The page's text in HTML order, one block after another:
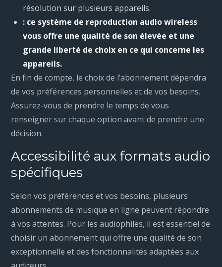
résolution sur plusieurs appareils.
: ce système de reproduction audio wireless
vous offre une qualité de son élevée et une
grande liberté de choix en ce qui concerne les
appareils.
En fin de compte, le choix de l’abonnement dépendra
de vos préférences personnelles et de vos besoins.
Assurez-vous de prendre le temps de vous
renseigner sur chaque option avant de prendre une
décision.
Accessibilité aux formats audio
spécifiques
Selon vos préférences et vos besoins, plusieurs
abonnements de musique en ligne peuvent répondre
à vos attentes. Pour les audiophiles, il est essentiel de
choisir un abonnement qui offre une qualité de son
exceptionnelle et des fonctionnalités adaptées aux